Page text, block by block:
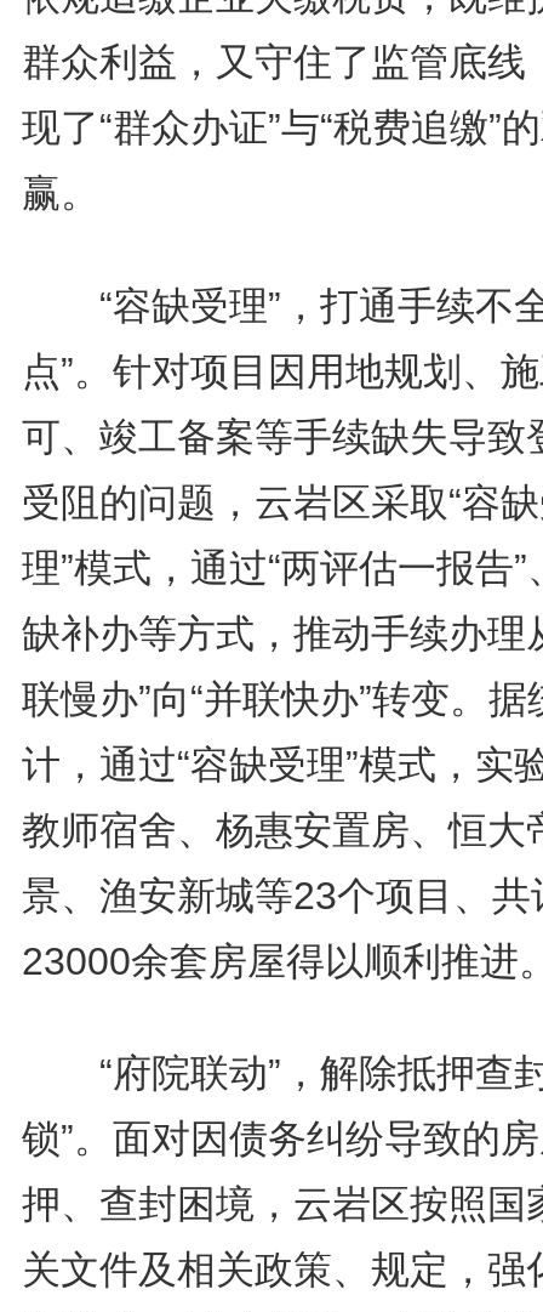
群众利益，又守住了监管底线
现了“群众办证”与“税费追缴”
赢。
“容缺受理”，打通手续不
点”。针对项目因用地规划、
可、竣工备案等手续缺失导致
受阻的问题，云岩区采取“容
理”模式，通过“两评估一报告”
缺补办等方式，推动手续办理
联慢办”向“并联快办”转变。据
计，通过“容缺受理”模式，实
教师宿舍、杨惠安置房、恒大
景、渔安新城等23个项目、共
23000余套房屋得以顺利推进
“府院联动”，解除抵押查
锁”。面对因债务纠纷导致的
押、查封困境，云岩区按照国
关文件及相关政策、规定，强